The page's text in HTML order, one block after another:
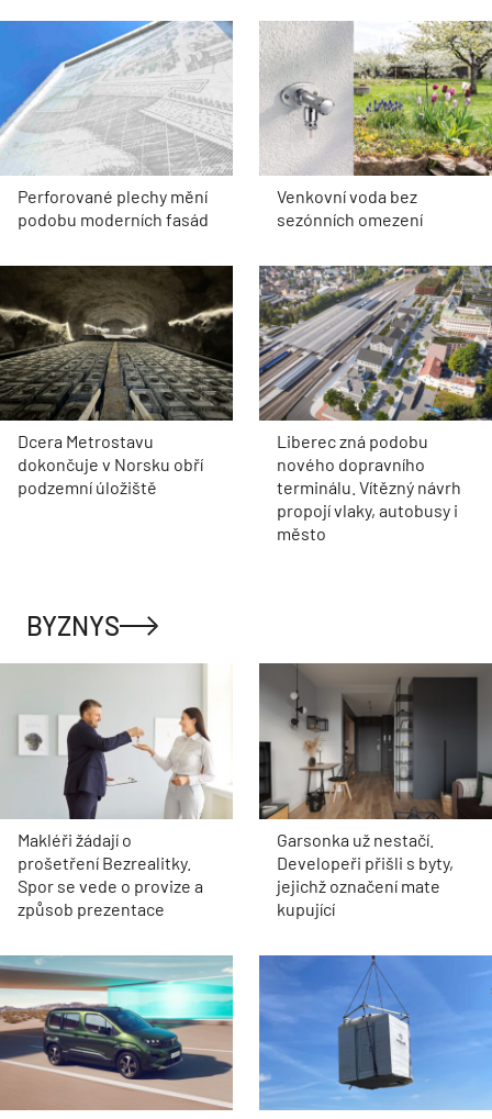
Perforované plechy mění
podobu moderních fasád
Venkovní voda bez
sezónních omezení
Dcera Metrostavu
dokončuje v Norsku obří
podzemní úložiště
Liberec zná podobu
nového dopravního
terminálu. Vítězný návrh
propojí vlaky, autobusy i
město
BYZNYS
Makléři žádají o
prošetření Bezrealitky.
Spor se vede o provize a
způsob prezentace
Garsonka už nestačí.
Developeři přišli s byty,
jejichž označení mate
kupující